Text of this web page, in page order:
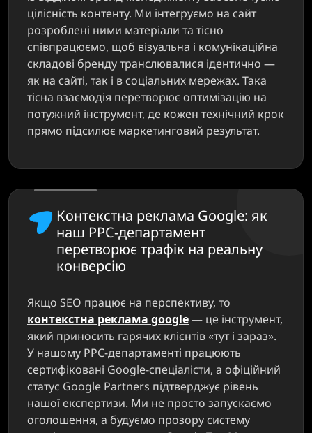
цілісність контенту. Ми інтегруємо на сайт
розроблені ними матеріали та тісно
співпрацюємо, щоб візуальна і комунікаційна
складові бренду транслювалися ідентично —
як на сайті, так і в соціальних мережах. Така
тісна взаємодія перетворює оптимізацію на
потужний інструмент, де кожен технічний крок
прямо підсилює маркетинговий результат.
Контекстна реклама Google: як
наш PPC-департамент
перетворює трафік на реальну
конверсію
Якщо SEO працює на перспективу, то
контекстна реклама google— це інструмент,
який приносить гарячих клієнтів «тут і зараз».
У нашому PPC-департаменті працюють
сертифіковані Google-спеціалісти, а офіційний
статус Google Partners підтверджує рівень
нашої експертизи. Ми не просто запускаємо
оголошення, а будуємо прозору систему